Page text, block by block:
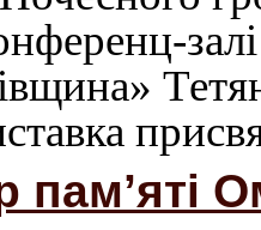
пам’яті